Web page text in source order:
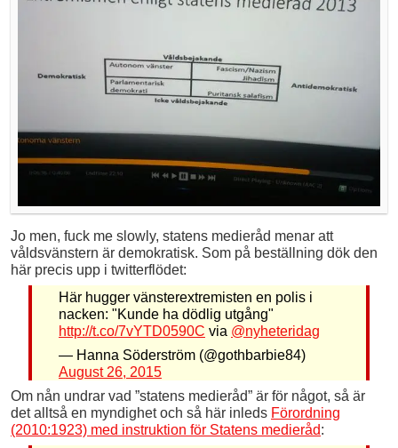
Jo men, fuck me slowly, statens medieråd menar att
våldsvänstern är demokratisk. Som på beställning dök den
här precis upp i twitterflödet:
Här hugger vänsterextremisten en polis i
nacken: "Kunde ha dödlig utgång"
http://t.co/7vYTD0590C via @nyheteridag
— Hanna Söderström (@gothbarbie84)
August 26, 2015
Om nån undrar vad ”statens medieråd” är för något, så är
det alltså en myndighet och så här inleds Förordning
(2010:1923) med instruktion för Statens medieråd: